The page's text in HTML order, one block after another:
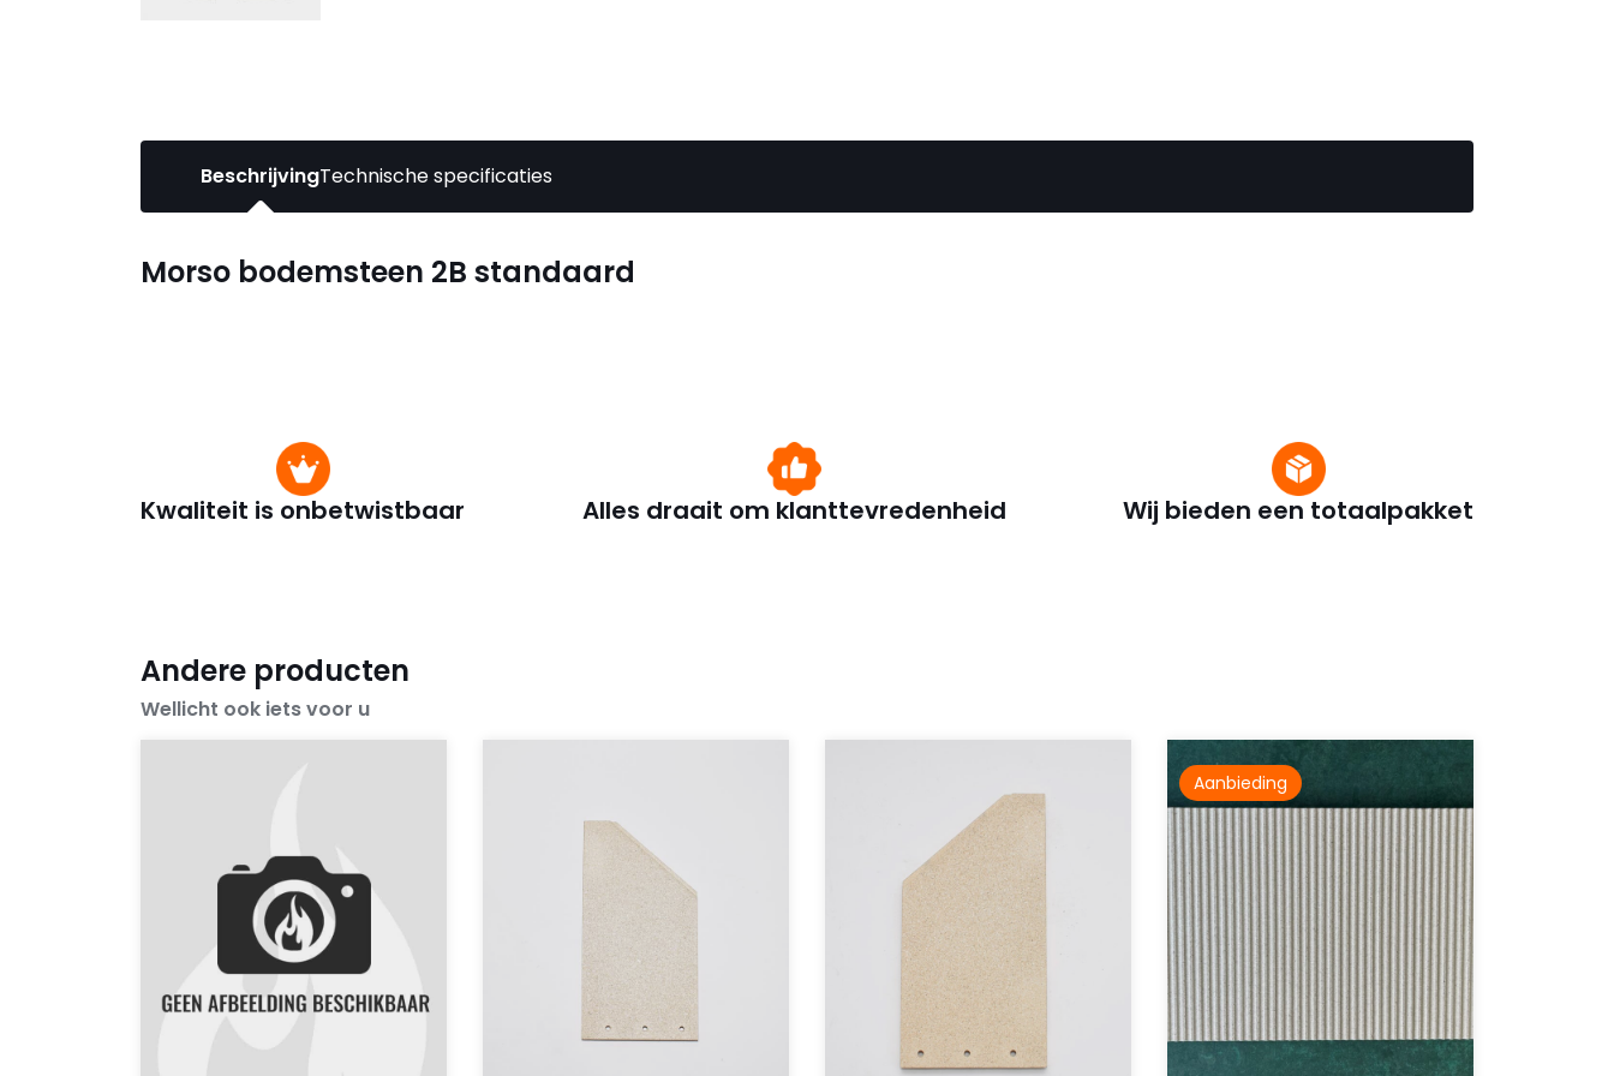
BeschrijvingTechnische specificaties
Morso bodemsteen 2B standaard
Kwaliteit is onbetwistbaar Alles draait om klanttevredenheid Wij bieden een totaalpakket
Andere producten
Wellicht ook iets voor u
Aanbieding